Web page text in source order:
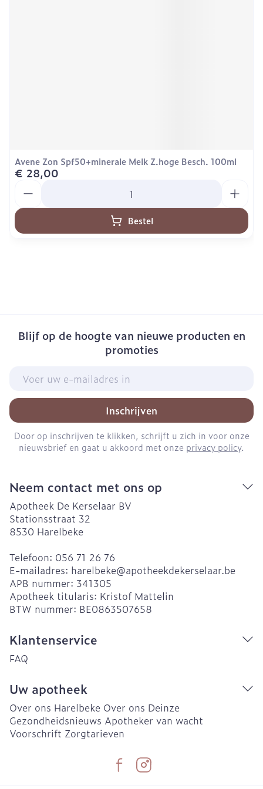
Avene Zon Spf50+minerale Melk Z.hoge Besch. 100ml
€ 28,00
Bestel
Blijf op de hoogte van nieuwe producten en
promoties
Inschrijven
Door op inschrijven te klikken, schrijft u zich in voor onze
nieuwsbrief en gaat u akkoord met onze privacy policy.
Neem contact met ons op
Apotheek De Kerselaar BV
Stationsstraat 32
8530 Harelbeke
Telefoon: 056 71 26 76
E-mailadres: harelbeke@apotheekdekerselaar.be
APB nummer: 341305
Apotheek titularis: Kristof Mattelin
BTW nummer: BE0863507658
Klantenservice
FAQ
Uw apotheek
Over ons Harelbeke Over ons Deinze
Gezondheidsnieuws Apotheker van wacht
Voorschrift Zorgtarieven